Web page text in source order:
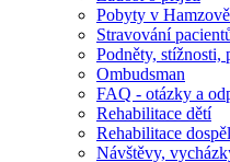
Pobyty v
Stravování
Podněty, stížnosti,
Ombudsman
FAQ - otázky a
Rehabilitace dětí
Rehabilitace
Návštěvy,